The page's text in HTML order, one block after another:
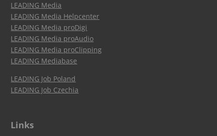
LEADING Media
LEADING Media Helpcenter
LEADING Media proDigi
LEADING Media proAudio
LEADING Media proClipping
LEADING Mediabase
LEADING Job Poland
LEADING Job Czechia
Links